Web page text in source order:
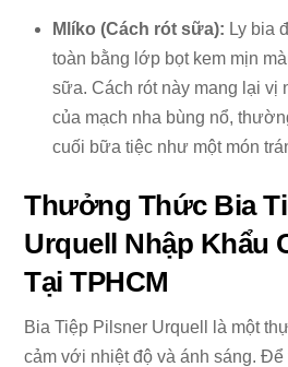
Mlíko (Cách rót sữa): Ly bia
toàn bằng lớp bọt kem mịn
sữa. Cách rót này mang lại vị
của mạch nha bùng nổ,
cuối bữa tiệc như một món
Thưởng Thức Bia
Urquell Nhập Khẩu
Tại TPHCM
Bia Tiệp Pilsner Urquell là một
cảm với nhiệt độ và ánh sáng.